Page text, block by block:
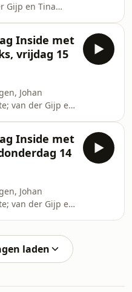
Gijp en Tina
en terugkeer
for privacy
Inside met
vrijdag 15
Johan
van der Gijp en
terugkeer
en Jack
for privacy
Inside met
14
Johan
van der Gijp en
Gelder en
for privacy
laden